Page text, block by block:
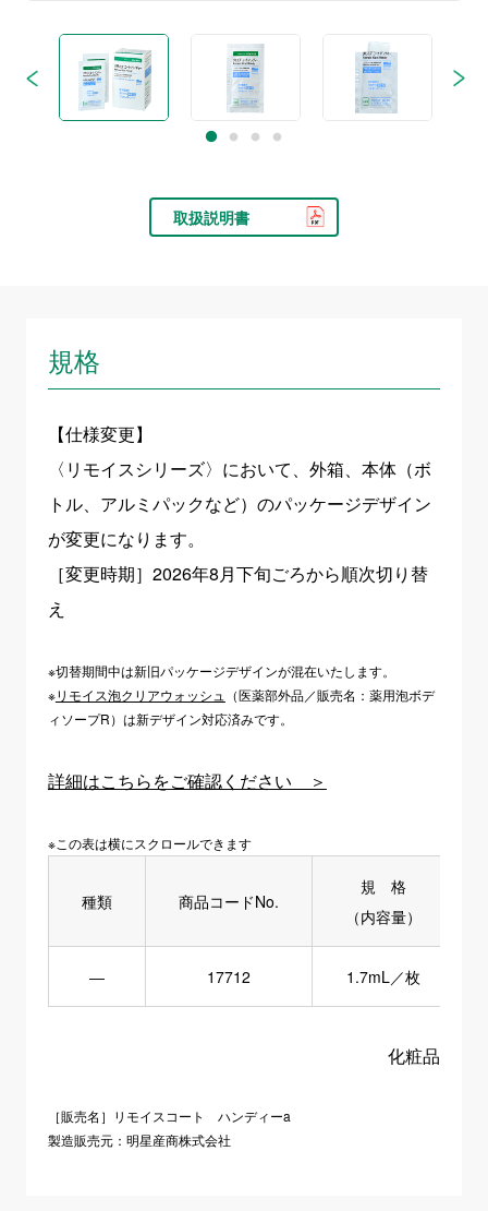
取扱説明書
規格
【仕様変更】
〈リモイスシリーズ〉において、外箱、本体（ボ
トル、アルミパックなど）のパッケージデザイン
が変更になります。
［変更時期］2026年8月下旬ごろから順次切り替
え
※切替期間中は新旧パッケージデザインが混在いたします。
※リモイス泡クリアウォッシュ （医薬部外品／販売名：薬用泡ボデ
ィソープR）は新デザイン対応済みです。
詳細はこちらをご確認ください ＞
※この表は横にスクロールできます
種類 商品コードNo.
規 格
（内容量）
― 17712 1.7mL／枚
化粧品
［販売名］ リモイスコート ハンディーa
製造販売元：明星産商株式会社